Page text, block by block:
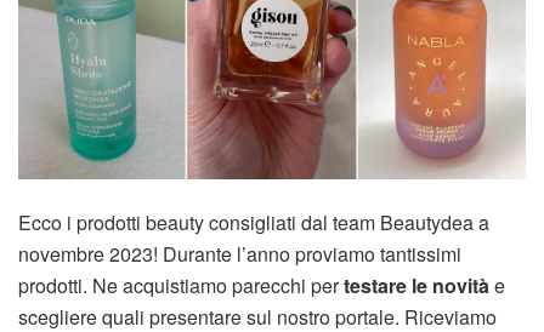
Ecco i prodotti beauty consigliati dal team Beautydea a
novembre 2023! Durante l’anno proviamo tantissimi
prodotti. Ne acquistiamo parecchi pertestare le novità e
scegliere quali presentare sul nostro portale. Riceviamo